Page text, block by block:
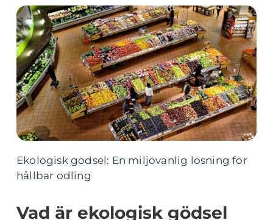
Ekologisk gödsel: En miljövänlig lösning för
hållbar odling
Vad är ekologisk gödsel